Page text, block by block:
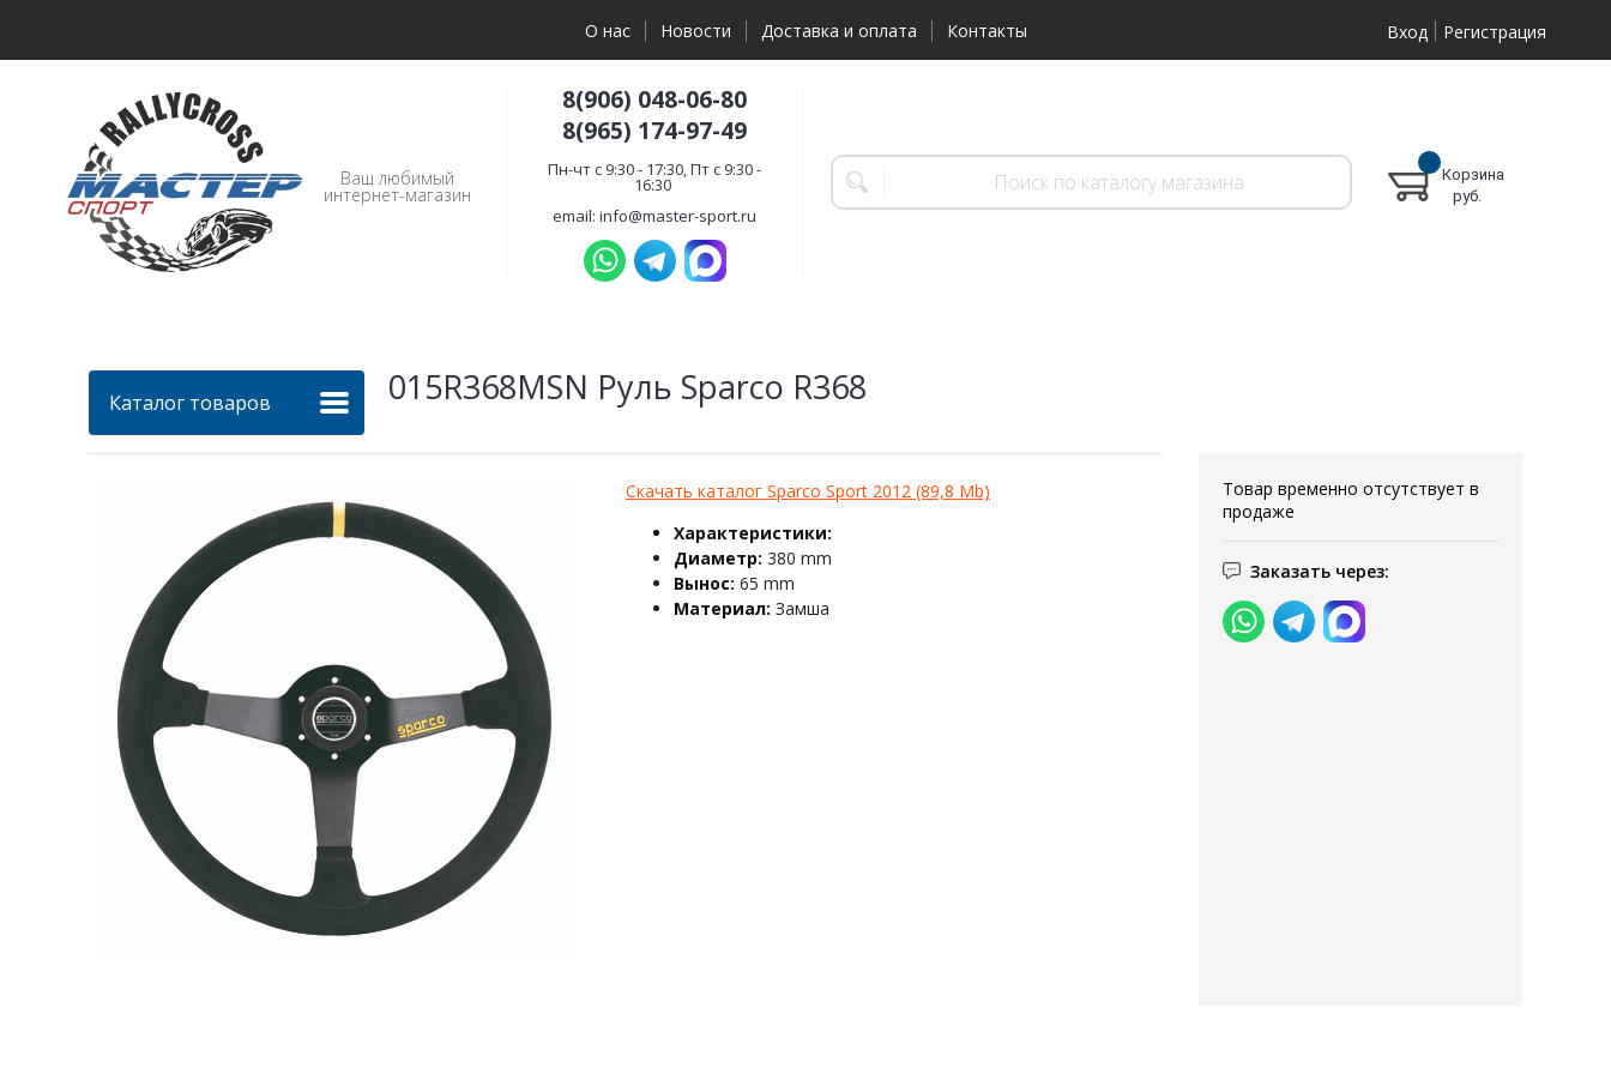
О нас Новости Доставка и оплата Контакты Вход Регистрация
Ваш любимый
интернет-магазин
8(906) 048-06-80
8(965) 174-97-49
Пн-чт с 9:30 - 17:30, Пт с 9:30 -
16:30
email: info@master-sport.ru
Корзина
руб.
Каталог товаров 015R368MSN Руль Sparco R368
Товар временно отсутствует в
продаже
Заказать через:
Скачать каталог Sparco Sport 2012 (89,8 Mb)
Характеристики:
Диаметр: 380 mm
Вынос: 65 mm
Материал: Замша